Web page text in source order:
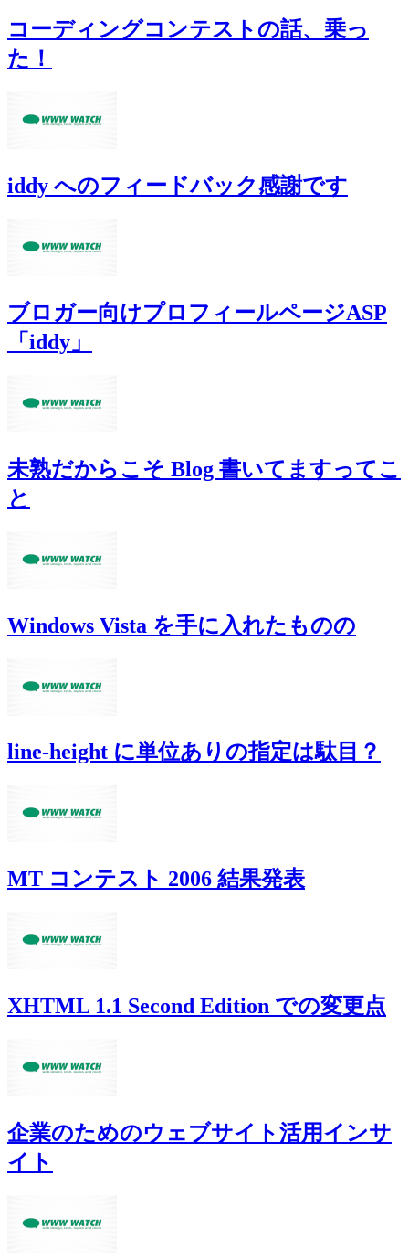
コーディングコンテストの話、乗っ
た！
iddy へのフィードバック感謝です
ブロガー向けプロフィールページASP
「iddy」
未熟だからこそ Blog 書いてますってこ
と
Windows Vista を手に入れたものの
line-height に単位ありの指定は駄目？
MT コンテスト 2006 結果発表
XHTML 1.1 Second Edition での変更点
企業のためのウェブサイト活用インサ
イト